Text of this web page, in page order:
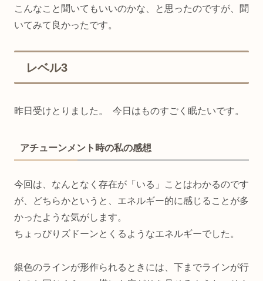
こんなこと聞いてもいいのかな、と思ったのですが、聞
いてみて良かったです。
レベル3
昨日受けとりました。 今日はものすごく眠たいです。
アチューンメント時の私の感想
今回は、なんとなく存在が「いる」ことはわかるのです
が、どちらかというと、エネルギー的に感じることが多
かったような気がします。
ちょっぴりズドーンとくるようなエネルギーでした。
銀色のラインが形作られるときには、下までラインが行